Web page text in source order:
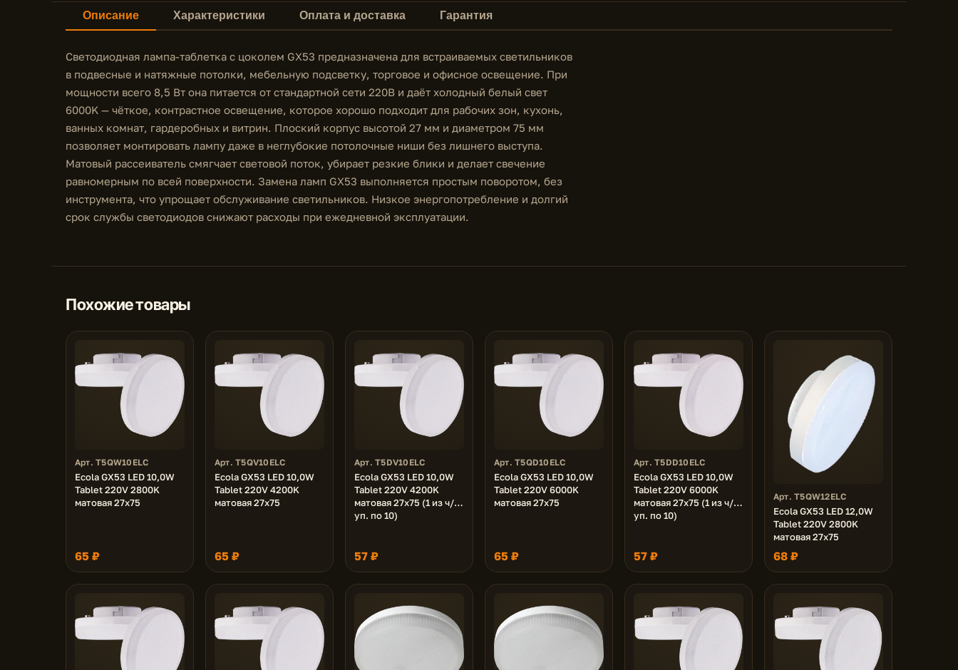
Описание Характеристики Оплата и доставка Гарантия
Светодиодная лампа-таблетка с цоколем GX53 предназначена для встраиваемых светильников
в подвесные и натяжные потолки, мебельную подсветку, торговое и офисное освещение. При
мощности всего 8,5 Вт она питается от стандартной сети 220В и даёт холодный белый свет
6000K — чёткое, контрастное освещение, которое хорошо подходит для рабочих зон, кухонь,
ванных комнат, гардеробных и витрин. Плоский корпус высотой 27 мм и диаметром 75 мм
позволяет монтировать лампу даже в неглубокие потолочные ниши без лишнего выступа.
Матовый рассеиватель смягчает световой поток, убирает резкие блики и делает свечение
равномерным по всей поверхности. Замена ламп GX53 выполняется простым поворотом, без
инструмента, что упрощает обслуживание светильников. Низкое энергопотребление и долгий
срок службы светодиодов снижают расходы при ежедневной эксплуатации.
Похожие товары
Арт. T5QW10ELC
Ecola GX53 LED 10,0W
Tablet 220V 2800K
матовая 27x75
65 ₽
Арт. T5QV10ELC
Ecola GX53 LED 10,0W
Tablet 220V 4200K
матовая 27x75
65 ₽
Арт. T5DV10ELC
Ecola GX53 LED 10,0W
Tablet 220V 4200K
матовая 27x75 (1 из ч/б
уп. по 10)
57 ₽
Арт. T5QD10ELC
Ecola GX53 LED 10,0W
Tablet 220V 6000K
матовая 27x75
65 ₽
Арт. T5DD10ELC
Ecola GX53 LED 10,0W
Tablet 220V 6000K
матовая 27x75 (1 из ч/б
уп. по 10)
57 ₽
Арт. T5QW12ELC
Ecola GX53 LED 12,0W
Tablet 220V 2800K
матовая 27x75
68 ₽